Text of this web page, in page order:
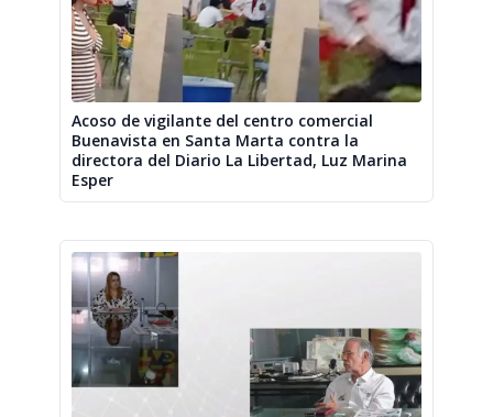
Acoso de vigilante del centro comercial
Buenavista en Santa Marta contra la
directora del Diario La Libertad, Luz Marina
Esper